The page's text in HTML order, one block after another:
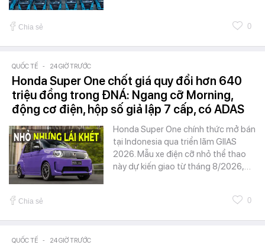
Chia sẻ 0
QUỐC TẾ - 24 GIỜ TRƯỚC
Honda Super One chốt giá quy đổi hơn 640
triệu đồng trong ĐNÁ: Ngang cỡ Morning,
động cơ điện, hộp số giả lập 7 cấp, có ADAS
Honda Super One chính thức mở bán
tại Indonesia qua triển lãm GIIAS
2026. Mẫu xe điện cỡ nhỏ thể thao
này dự kiến giao từ tháng 8/2026,…
Chia sẻ 0
QUỐC TẾ - 24 GIỜ TRƯỚC